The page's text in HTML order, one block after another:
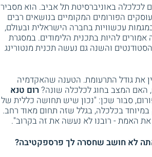
לכלכלה באוניברסיטת תל אביב. הוא מסביר
הפורומים המקומיים בנושאים רבים
עכשוויות בחברה הישראלית ובעולם,
להיות בתכנית הלימודים. במסגרת
והשנה גם נעשה תכנית מנטורינג
את גודל התרעומת. הטענה שהאקדמיה
האם המצב בחוג לכלכלה שונה?רום טנא
סבור שכן: "נכון שיש תחושה כללית של
בכלכלה, בגלל שזה תחום מאוד רחב.
את האמת - רובנו לא נעשה את זה בקרוב".
לא חושב שחסרה לך פרספקטיבה?